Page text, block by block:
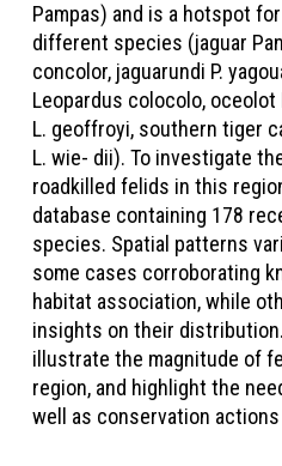
Pampas) and is a hotspot
different species (jaguar
concolor, jaguarundi P.
Leopardus colocolo, oceolot
L. geoffroyi, southern tiger
L. wie- dii). To investigate
roadkilled felids in this
database containing 178
species. Spatial patterns
some cases corroborating
habitat association, while
insights on their
illustrate the magnitude of
region, and highlight the
well as conservation